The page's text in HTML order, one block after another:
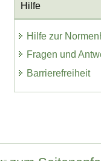
Hilfe
Hilfe zur
Fragen und
Barrierefreiheit